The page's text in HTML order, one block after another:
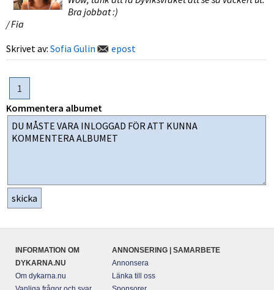
Bra jobbat :)
/ Fia
Skrivet av: Sofia Gulin epost
1
Kommentera albumet
INFORMATION OM
DYKARNA.NU
Om dykarna.nu
ANNONSERING | SAMARBETE
Annonsera
Länka till oss